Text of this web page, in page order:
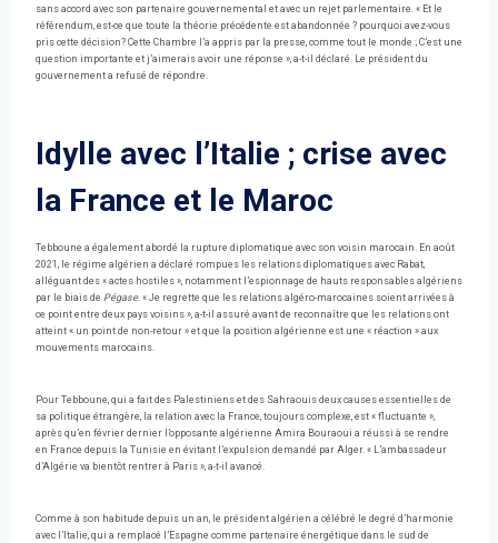
sans accord avec son partenaire gouvernemental et avec un rejet parlementaire. « Et le
référendum, est-ce que toute la théorie précédente est abandonnée ? pourquoi avez-vous
pris cette décision? Cette Chambre l’a appris par la presse, comme tout le monde ; C’est une
question importante et j’aimerais avoir une réponse », a-t-il déclaré. Le président du
gouvernement a refusé de répondre.
Idylle avec l’Italie ; crise avec
la France et le Maroc
Tebboune a également abordé la rupture diplomatique avec son voisin marocain. En août
2021, le régime algérien a déclaré rompues les relations diplomatiques avec Rabat,
alléguant des « actes hostiles », notamment l’espionnage de hauts responsables algériens
par le biais de Pégase. « Je regrette que les relations algéro-marocaines soient arrivées à
ce point entre deux pays voisins », a-t-il assuré avant de reconnaître que les relations ont
atteint « un point de non-retour » et que la position algérienne est une « réaction » aux
mouvements marocains.
Pour Tebboune, qui a fait des Palestiniens et des Sahraouis deux causes essentielles de
sa politique étrangère, la relation avec la France, toujours complexe, est « fluctuante »,
après qu’en février dernier l’opposante algérienne Amira Bouraoui a réussi à se rendre
en France depuis la Tunisie en évitant l’expulsion demandé par Alger. « L’ambassadeur
d’Algérie va bientôt rentrer à Paris », a-t-il avancé.
Comme à son habitude depuis un an, le président algérien a célébré le degré d’harmonie
avec l’Italie, qui a remplacé l’Espagne comme partenaire énergétique dans le sud de